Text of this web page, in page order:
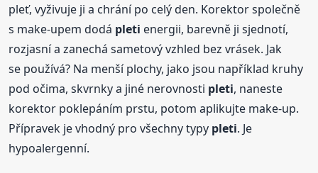
pleť, vyživuje ji a chrání po celý den. Korektor společně
s make-upem dodá pleti energii, barevně ji sjednotí,
rozjasní a zanechá sametový vzhled bez vrásek. Jak
se používá? Na menší plochy, jako jsou například kruhy
pod očima, skvrnky a jiné nerovnosti pleti, naneste
korektor poklepáním prstu, potom aplikujte make-up.
Přípravek je vhodný pro všechny typy pleti. Je
hypoalergenní.